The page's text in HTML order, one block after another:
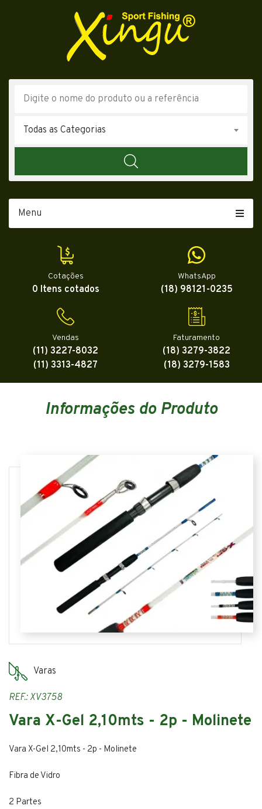
Todas as Categorias
Menu
Cotações
0 Itens cotados
WhatsApp
(18) 98121-0235
Vendas
(11) 3227-8032
(11) 3313-4827
Faturamento
(18) 3279-3822
(18) 3279-1583
Informações do Produto
Varas
REF.: XV3758
Vara X-Gel 2,10mts - 2p - Molinete
Vara X-Gel 2,10mts - 2p - Molinete
Fibra de Vidro
2 Partes